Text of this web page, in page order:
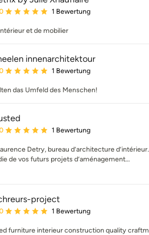
Bewertung: 5 von 5 Sternen
1 Bewertung
et de mobilier
innenarchitektour
Bewertung: 5 von 5 Sternen
1 Bewertung
das Umfeld des Menschen!
Bewertung: 5 von 5 Sternen
1 Bewertung
Detry, bureau d’architecture
de vos futurs projets d’aménagement...
project
Bewertung: 5 von 5 Sternen
1 Bewertung
furniture interieur construction quality